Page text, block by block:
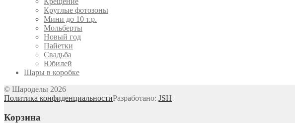
Круглые фотозоны
Мини до 10 т.р.
Мольберты
Новый год
Пайетки
Свадьба
Юбилей
Шары в коробке
© Шароделы 2026
Политика конфиденциальностиРазработано: JSH
Корзина